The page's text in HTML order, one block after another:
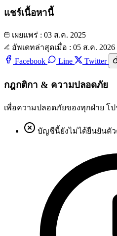
แชร์เนื้อหานี้
เผยแพร่ : 03 ส.ค. 2025
อัพเดทล่าสุดเมื่อ : 05 ส.ค. 2026
Facebook
Line Twitter
กฎกติกา & ความปลอดภัย
เพื่อความปลอดภัยของทุกฝ่าย โ
บัญชีนี้ยังไม่ได้ยืนยันตัว